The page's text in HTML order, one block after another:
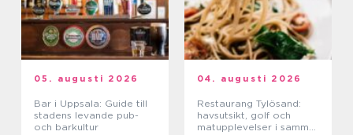
05. augusti 2026
Bar i Uppsala: Guide till
stadens levande pub-
och barkultur
04. augusti 2026
Restaurang Tylösand:
havsutsikt, golf och
matupplevelser i samma